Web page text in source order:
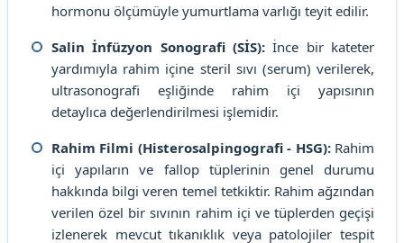
hormonu ölçümüyle yumurtlama varlığı teyit edilir.
Salin İnfüzyon Sonografi (SİS): İnce bir kateter
yardımıyla rahim içine steril sıvı (serum) verilerek,
ultrasonografi eşliğinde rahim içi yapısının
detaylıca değerlendirilmesi işlemidir.
Rahim Filmi (Histerosalpingografi - HSG):Rahim
içi yapıların ve fallop tüplerinin genel durumu
hakkında bilgi veren temel tetkiktir. Rahim ağzından
verilen özel bir sıvının rahim içi ve tüplerden geçişi
izlenerek mevcut tıkanıklık veya patolojiler tespit